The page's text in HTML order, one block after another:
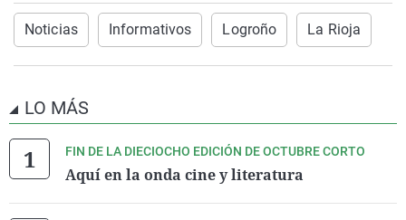
Noticias Informativos Logroño La Rioja
LO MÁS
FIN DE LA DIECIOCHO EDICIÓN DE OCTUBRE CORTO
Aquí en la onda cine y literatura